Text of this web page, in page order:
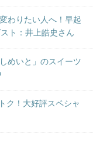
わりたい人へ！早起
ト：井上皓史さん
めいと」のスイーツ
ク！大好評スペシャ